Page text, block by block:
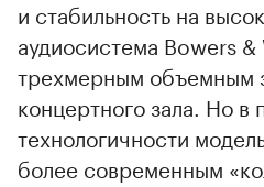
и стабильность на
аудиосистема Bowers
трехмерным объемным
концертного зала. Но в
технологичности
более современным